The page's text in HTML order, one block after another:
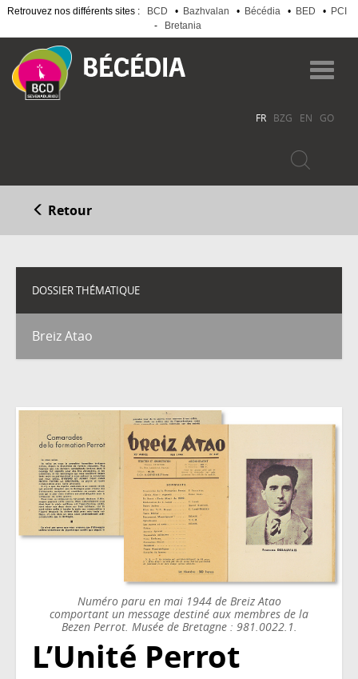
Retrouvez nos différents sites : BCD • Bazhvalan • Bécédia • BED •
PCI
-
Bretania
au
contenu
principal
FR BZG EN GO
Retour
DOSSIER THÉMATIQUE
Breiz Atao
Numéro paru en mai 1944 de Breiz Atao
comportant un message destiné aux membres de la
Bezen Perrot. Musée de Bretagne : 981.0022.1.
L’Unité Perrot